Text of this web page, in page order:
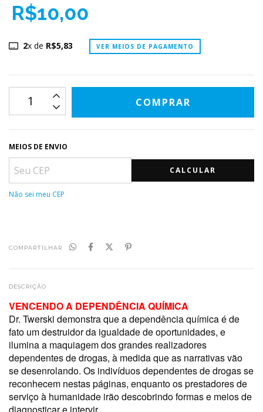
R$10,00
2x de R$5,83 VER MEIOS DE PAGAMENTO
MEIOS DE ENVIO
CALCULAR
Não sei meu CEP
COMPARTILHAR
DESCRIÇÃO
VENCENDO A DEPENDÊNCIA QUÍMICA
Dr. Twerski demonstra que a dependência química é de
fato um destruidor da igualdade de oportunidades, e
ilumina a maquiagem dos grandes realizadores
dependentes de drogas, à medida que as narrativas vão
se desenrolando. Os indivíduos dependentes de drogas se
reconhecem nestas páginas, enquanto os prestadores de
serviço à humanidade irão descobrindo formas e meios de
diagnosticar e intervir.